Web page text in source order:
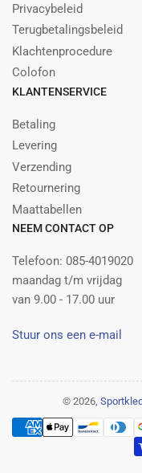
Privacybeleid
Terugbetalingsbeleid
Klachtenprocedure
Colofon
KLANTENSERVICE
Betaling
Levering
Verzending
Retournering
Maattabellen
NEEM CONTACT OP
Telefoon: 085-4019020
maandag t/m vrijdag
van 9.00 - 17.00 uur
Stuur ons een e-mail
© 2026,